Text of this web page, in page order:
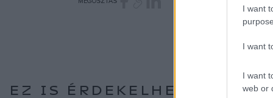
I want
I want
I want
web or
EZ IS ÉRDEKELHETI